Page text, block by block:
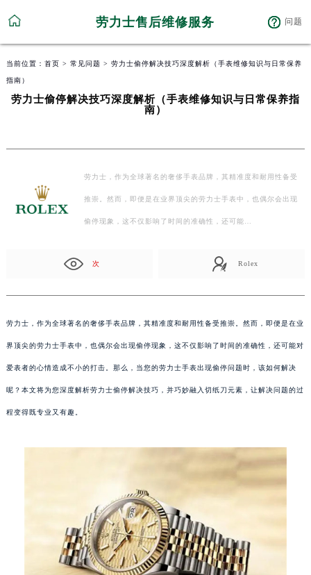
劳力士售后维修服务 问题
当前位置： 首页 > 常见问题 > 劳力士偷停解决技巧深度解析（手表维修知识与日常保养
指南）
劳力士偷停解决技巧深度解析（手表维修知识与日常保养指
南）
劳力士，作为全球著名的奢侈手表品牌，其精准度和耐用性备受
推崇。然而，即便是在业界顶尖的劳力士手表中，也偶尔会出现
偷停现象，这不仅影响了时间的准确性，还可能…
次 Rolex
劳力士，作为全球著名的奢侈手表品牌，其精准度和耐用性备受推崇。然而，即便是在业
界顶尖的劳力士手表中，也偶尔会出现偷停现象，这不仅影响了时间的准确性，还可能对
爱表者的心情造成不小的打击。那么，当您的劳力士手表出现偷停问题时，该如何解决
呢？本文将为您深度解析劳力士偷停解决技巧，并巧妙融入切纸刀元素，让解决问题的过
程变得既专业又有趣。